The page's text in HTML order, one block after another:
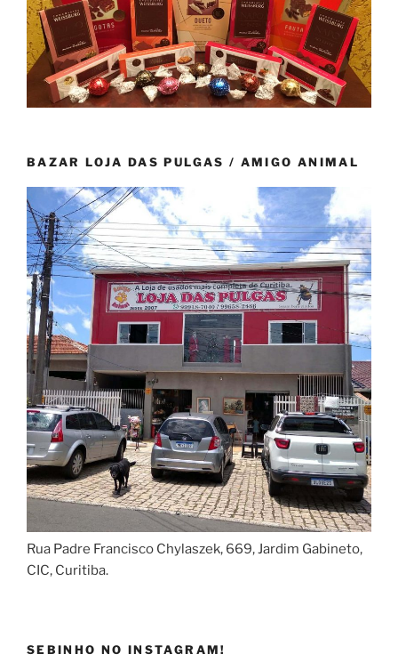
BAZAR LOJA DAS PULGAS / AMIGO ANIMAL
Rua Padre Francisco Chylaszek, 669, Jardim Gabineto,
CIC, Curitiba.
SEBINHO NO INSTAGRAM!